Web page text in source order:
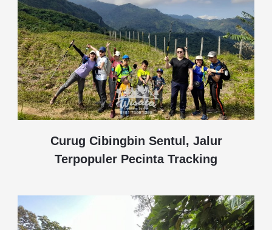
Curug Cibingbin Sentul, Jalur
Terpopuler Pecinta Tracking